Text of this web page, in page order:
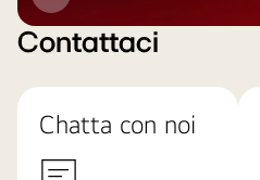
LG
Contattaci
Chatta con noi